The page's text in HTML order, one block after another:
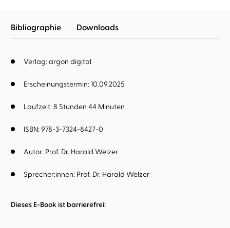
Bibliographie Downloads
Verlag: argon digital
Erscheinungstermin: 10.09.2025
Laufzeit: 8 Stunden 44 Minuten
ISBN: 978-3-7324-8427-0
Autor: Prof. Dr. Harald Welzer
Sprecher:innen: Prof. Dr. Harald Welzer
Dieses E-Book ist barrierefrei: